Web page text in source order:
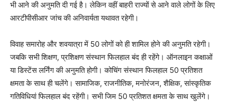
भी आने की अनुमति दी गई है। लेकिन वहीं बाहरी राज्यों से आने वाले लोगों के लिए
आरटीपीसीआर जांच की अनिवार्यता यथावत रहेगी।
विवाह समारोह और शवयात्रा में 50 लोगों को ही शामिल होने की अनुमति रहेगी।
जबकि सभी शिक्षण, प्रशिक्षण संस्थान फिलहाल बंद ही रहेंगे। ऑनलाइन कक्षाओं
या डिस्टेंस लर्निंग की अनुमति होगी। कोचिंग संस्थान फिलहाल 50 प्रतिशत
क्षमता के साथ ही चलेंगे। सामाजिक, राजनीतिक, मनोरंजन, शैक्षिक, सांस्कृतिक
गतिविधियां फिलहाल बंद रहेंगी। सभी जिम 50 प्रतिशत क्षमता के साथ खुलेंगे।